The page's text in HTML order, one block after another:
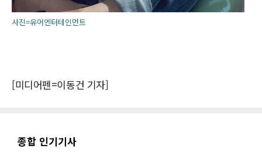
사진=유어엔터테인먼트
[미디어펜=이동건 기자]
종합 인기기사